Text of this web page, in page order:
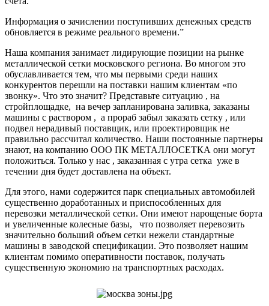
Информация о зачислении поступивших денежных средств
обновляется в режиме реального времени.”
Наша компания занимает лидирующие позиции на рынке
металлической сетки московского региона. Во многом это
обуславливается тем, что мы первыми среди наших
конкурентов перешли на поставки нашим клиентам «по
звонку». Что это значит? Представьте ситуацию , на
стройплощадке, на вечер запланирована заливка, заказаны
машины с раствором , а прораб забыл заказать сетку , или
подвел нерадивый поставщик, или проектировщик не
правильно рассчитал количество. Наши постоянные партнеры
знают, на компанию ООО ПК МЕТАЛЛОСЕТКА они могут
положиться. Только у нас , заказанная с утра сетка уже в
течении дня будет доставлена на объект.
Для этого, нами содержится парк специальных автомобилей
существенно доработанных и приспособленных для
перевозки металлической сетки. Они имеют нарощеные борта
и увеличенные колесные базы, что позволяет перевозить
значительно больший объем сетки нежели стандартные
машины в заводской спецификации. Это позволяет нашим
клиентам помимо оперативности поставок, получать
существенную экономию на транспортных расходах.